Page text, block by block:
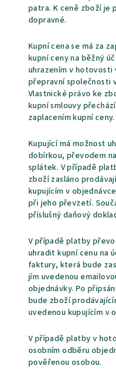
patra. K ceně zboží je
dopravné.
Kupní cena se má za
kupní ceny na běžný
uhrazením v hotovosti
přepravní společnosti
Vlastnické právo ke
kupní smlouvy
zaplacením kupní ceny.
Kupující má možnost
dobírkou, převodem
splátek. V případě
zboží zasláno
kupujícím v
při jeho převzetí.
příslušný daňový
V případě platby
uhradit kupní cenu na
faktury, která bude
jím uvedenou
objednávky. Po
bude zboží
uvedenou kupujícím v
V případě platby v
osobním odběru
pověřenou osobou.